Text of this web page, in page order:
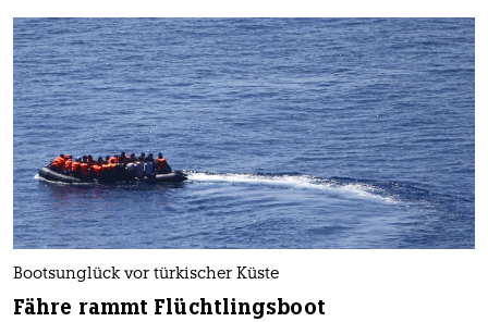
Bootsunglück vor türkischer Küste
Fähre rammt Flüchtlingsboot